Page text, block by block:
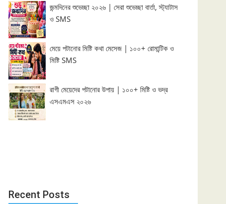
জন্মদিনের শুভেচ্ছা ২০২৬ | সেরা শুভেচ্ছা বার্তা, স্ট্যাটাস
ও SMS
মেয়ে পটানোর মিষ্টি কথা মেসেজ | ১০০+ রোমান্টিক ও
মিষ্টি SMS
রাগী মেয়েদের পটানোর উপায় | ১০০+ মিষ্টি ও ভদ্র
এসএমএস ২০২৬
Recent Posts